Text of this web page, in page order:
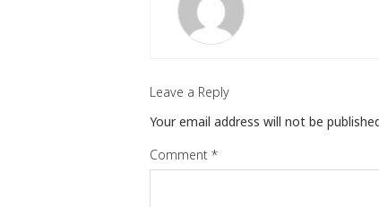
Leave a Reply
Your email address will not be
Comment *